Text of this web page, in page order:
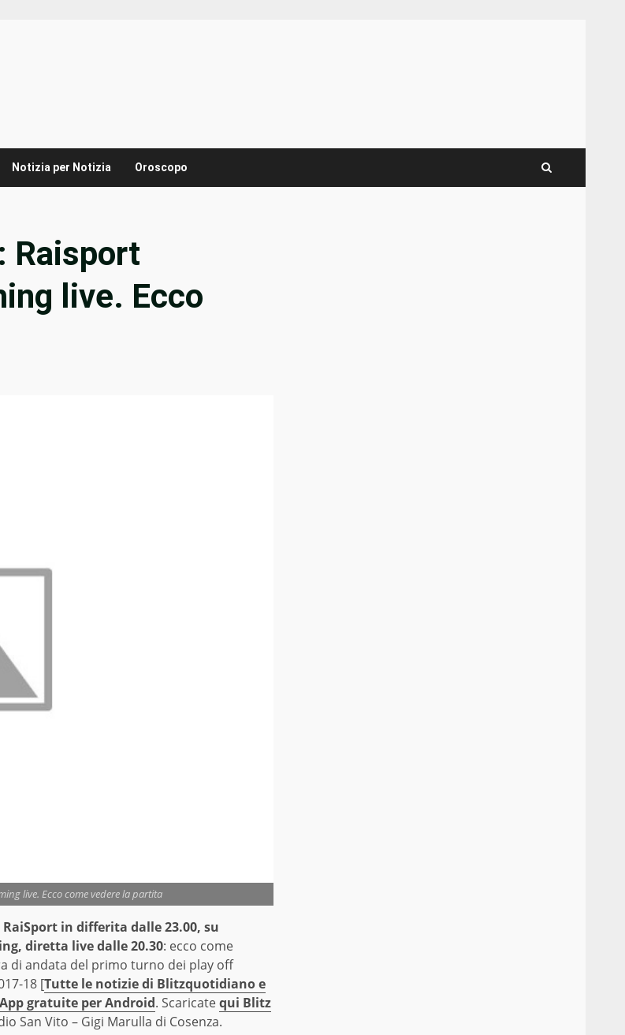
Notizia per Notizia Oroscopo
Raisport
live. Ecco
live. Ecco come vedere la partita
RaiSport in differita dalle 23.00, su
diretta live dalle 20.30: ecco come
di andata del primo turno dei play off
18 [Tutte le notizie di Blitzquotidiano e
gratuite per Android. Scaricatequi Blitz
San Vito – Gigi Marulla di Cosenza.